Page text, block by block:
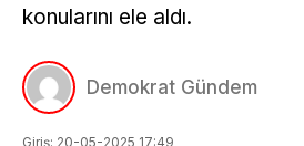
konularını ele aldı.
Demokrat Gündem
Giriş: 20-05-2025 17:49